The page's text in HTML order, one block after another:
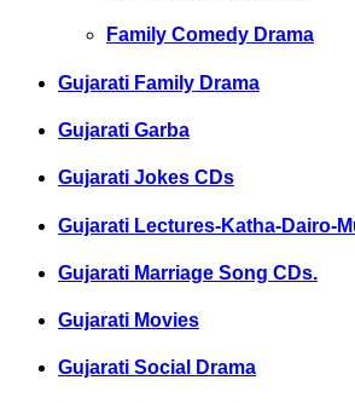
Family Comedy Drama
Gujarati Family Drama
Gujarati Garba
Gujarati Jokes CDs
Gujarati Lectures-Katha-Dairo-
Gujarati Marriage Song CDs.
Gujarati Movies
Gujarati Social Drama